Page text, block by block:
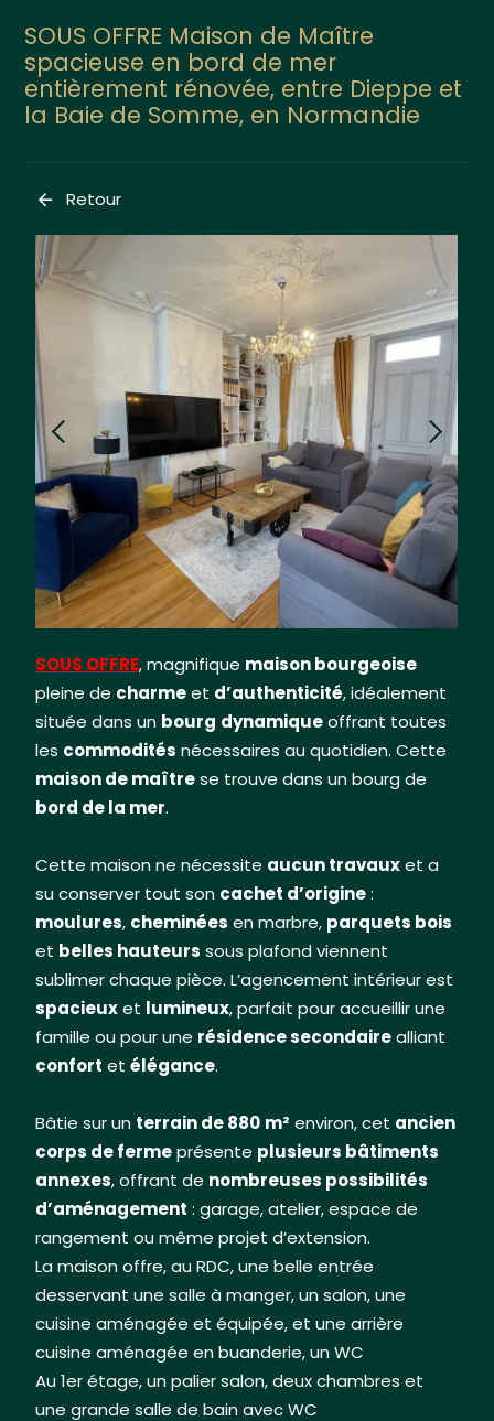
SOUS OFFRE Maison de Maître
spacieuse en bord de mer
entièrement rénovée, entre Dieppe et
la Baie de Somme, en Normandie
Retour
alt="SOUS OFFRE Maison de Maître spacieuse en
bord de mer entièrement rénovée, entre Dieppe
et la Baie de Somme, en Normandie" title="SOUS
OFFRE Maison de Maître spacieuse en bord de mer
entièrement rénovée, entre Dieppe et la Baie de
Somme, en Normandie"/>
SOUS OFFRE, magnifique maison bourgeoise
pleine de charmeet d’authenticité, idéalement
située dans un bourg dynamiqueoffrant toutes
les commodités nécessaires au quotidien. Cette
maison de maîtrese trouve dans un bourg de
bord de la mer.
Cette maison ne nécessite aucun travauxet a
su conserver tout son cachet d’origine:
moulures, cheminées en marbre, parquets bois
et belles hauteurs sous plafond viennent
sublimer chaque pièce. L’agencement intérieur est
spacieuxet lumineux, parfait pour accueillir une
famille ou pour une résidence secondairealliant
confort etélégance.
Bâtie sur un terrain de 880 m² environ, cet ancien
corps de fermeprésente plusieurs bâtiments
annexes, offrant de nombreuses possibilités
d’aménagement : garage, atelier, espace de
rangement ou même projet d’extension.
La maison offre, au RDC, une belle entrée
desservant une salle à manger, un salon, une
cuisine aménagée et équipée, et une arrière
cuisine aménagée en buanderie, un WC
Au 1er étage, un palier salon, deux chambres et
une grande salle de bain avec WC